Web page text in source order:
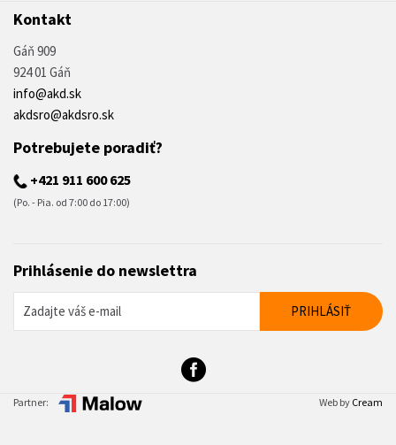
Kontakt
Gáň 909
924 01 Gáň
info@akd.sk
akdsro@akdsro.sk
Potrebujete poradiť?
+421 911 600 625
(Po. - Pia. od 7:00 do 17:00)
Prihlásenie do newslettra
Partner: Web by Cream